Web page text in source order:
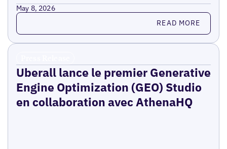
May 8, 2026
Read more READ MORE
Uberall lance le premier Generative
Engine Optimization (GEO) Studio
en collaboration avec AthenaHQ